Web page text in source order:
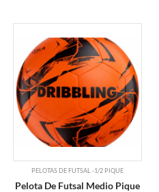
PELOTAS DE FUTSAL -1/2 PIQUE
Pelota De Futsal Medio Pique